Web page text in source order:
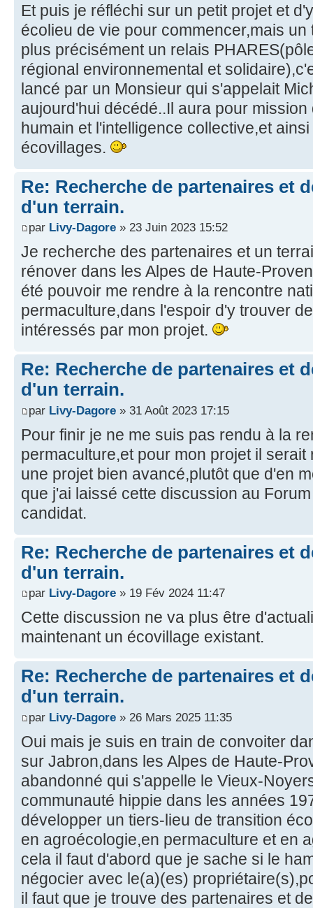
Et puis je réfléchi sur un petit projet et
écolieu de vie pour commencer,mais
plus précisément un relais
régional environnemental et
lancé par un Monsieur qui s'appelait
aujourd'hui décédé..Il aura pour
humain et l'intelligence collective,et
écovillages.
Re: Recherche de partenaires et
d'un terrain.
par Livy-Dagore » 23 Juin 2023 15:52
Je recherche des partenaires et un
rénover dans les Alpes de Haute-
été pouvoir me rendre à la rencontre
permaculture,dans l'espoir d'y trouver
intéressés par mon projet.
Re: Recherche de partenaires et
d'un terrain.
par Livy-Dagore » 31 Août 2023 17:15
Pour finir je ne me suis pas rendu à la
permaculture,et pour mon projet il
une projet bien avancé,plutôt que d'en
que j'ai laissé cette discussion au
candidat.
Re: Recherche de partenaires et
d'un terrain.
par Livy-Dagore » 19 Fév 2024 11:47
Cette discussion ne va plus être
maintenant un écovillage existant.
Re: Recherche de partenaires et
d'un terrain.
par Livy-Dagore » 26 Mars 2025 11:35
Oui mais je suis en train de convoiter
sur Jabron,dans les Alpes de Haute-
abandonné qui s'appelle le Vieux-
communauté hippie dans les années
développer un tiers-lieu de transition
en agroécologie,en permaculture et en
cela il faut d'abord que je sache si le
négocier avec le(a)(es)
il faut que je trouve des partenaires et